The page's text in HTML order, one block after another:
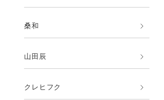
桑和
山田辰
クレヒフク